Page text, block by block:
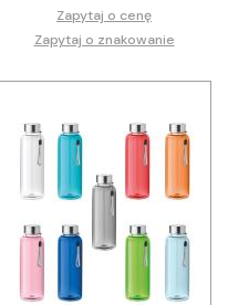
Zapytaj o cenę
Zapytaj o znakowanie